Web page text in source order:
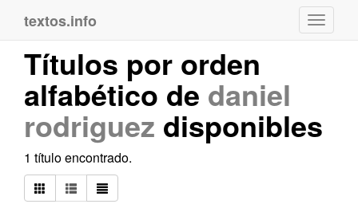
textos.info
Títulos por orden
alfabético de daniel
rodriguez disponibles
1 título encontrado.